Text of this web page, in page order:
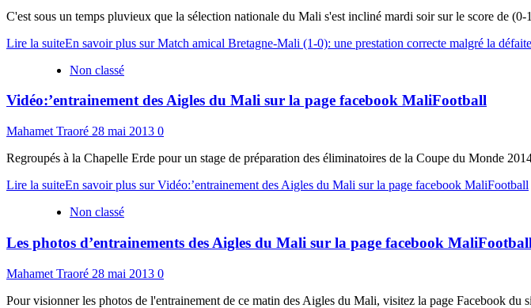
C'est sous un temps pluvieux que la sélection nationale du Mali s'est incliné mardi soir sur le score de (0-
Lire la suiteEn savoir plus sur Match amical Bretagne-Mali (1-0): une prestation correcte malgré la défaite
Non classé
Vidéo:’entrainement des Aigles du Mali sur la page facebook MaliFootball
Mahamet Traoré 28 mai 2013 0
Regroupés à la Chapelle Erde pour un stage de préparation des éliminatoires de la Coupe du Monde
Lire la suiteEn savoir plus sur Vidéo:’entrainement des Aigles du Mali sur la page facebook MaliFootball
Non classé
Les photos d’entrainements des Aigles du Mali sur la page facebook MaliFootball
Mahamet Traoré 28 mai 2013 0
Pour visionner les photos de l'entrainement de ce matin des Aigles du Mali, visitez la page Facebook du